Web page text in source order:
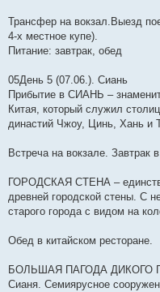
Трансфер на вокзал.Выезд
4-х местное купе).
Питание: завтрак, обед
05День 5 (07.06.). Сиань
Прибытие в СИАНЬ –
Китая, который служил
династий Чжоу, Цинь, Хань и
Встреча на вокзале. Завтрак
ГОРОДСКАЯ СТЕНА –
древней городской стены. С
старого города с видом на
Обед в китайском ресторане.
БОЛЬШАЯ ПАГОДА ДИКОГО
Сианя. Семиярусное